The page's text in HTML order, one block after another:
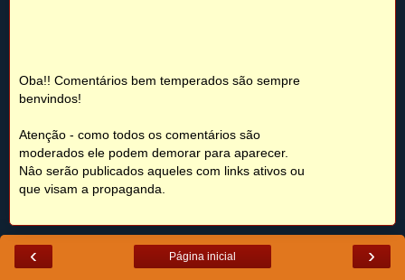
Oba!! Comentários bem temperados são sempre
benvindos!
Atenção - como todos os comentários são
moderados ele podem demorar para aparecer.
Nâo serão publicados aqueles com links ativos ou
que visam a propaganda.
‹ ›
Página inicial